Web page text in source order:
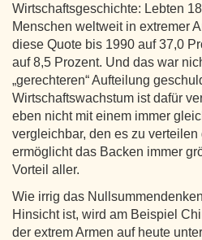
Wirtschaftsgeschichte: Lebten
Menschen weltweit in extremer
diese Quote bis 1990 auf 37,0
auf 8,5 Prozent. Und das war
„gerechteren“ Aufteilung
Wirtschaftswachstum ist dafür
eben nicht mit einem immer
vergleichbar, den es zu
ermöglicht das Backen immer
Vorteil aller.
Wie irrig das
Hinsicht ist, wird am Beispiel
der extrem Armen auf heute